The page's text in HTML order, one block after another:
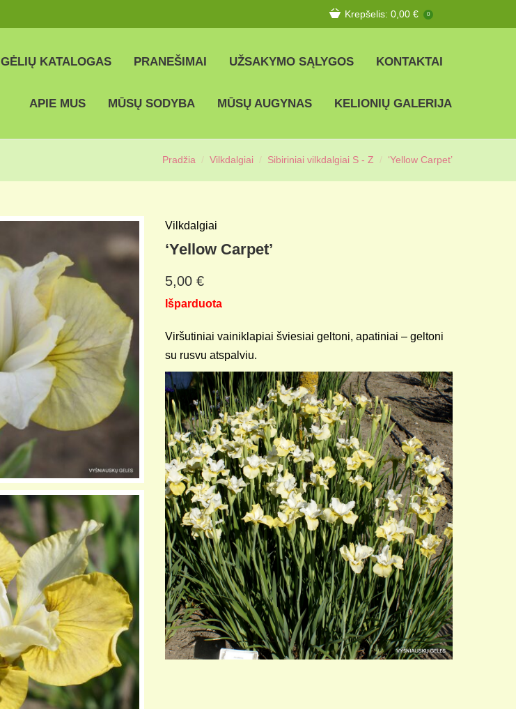
Krepšelis: 0,00 € 0
GĖLIŲ KATALOGAS PRANEŠIMAI UŽSAKYMO SĄLYGOS KONTAKTAI
APIE MUS MŪSŲ SODYBA MŪSŲ AUGYNAS KELIONIŲ GALERIJA
Pradžia Vilkdalgiai Sibiriniai vilkdalgiai S - Z ‘Yellow Carpet’
Vilkdalgiai
‘Yellow Carpet’
5,00 €
Išparduota
Viršutiniai vainiklapiai šviesiai geltoni, apatiniai – geltoni
su rusvu atspalviu.